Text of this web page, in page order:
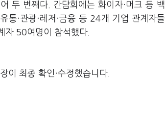
두 번째다. 간담회에는 화이자·머크 등 백
통·관광·레저·금융 등 24개 기업 관계자들
자 50여명이 참석했다.
이 최종 확인·수정했습니다.